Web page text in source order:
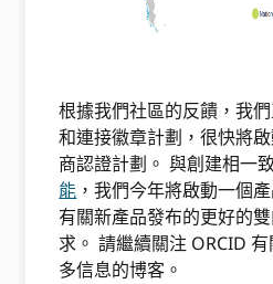
根據我們社區的反饋，我
和連接徽章計劃，很快將
商認證計劃。 與創建相一致
能 ，我們今年將啟動一個
有關新產品發布的更好的
求。 請繼續關注 ORCID
多信息的博客。